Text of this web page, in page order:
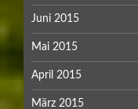
Juni 2015
Mai 2015
April 2015
März 2015